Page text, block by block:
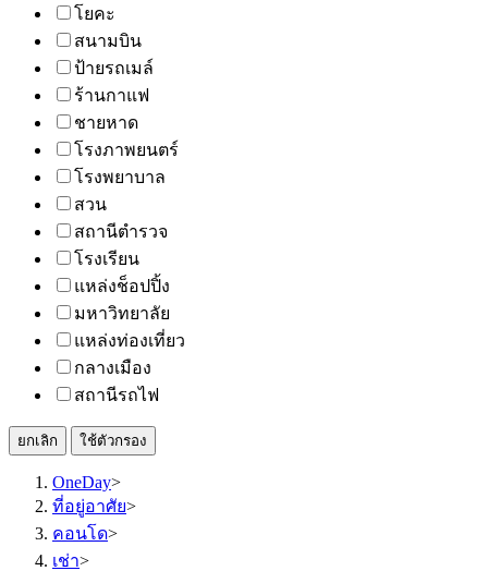
โยคะ
สนามบิน
ป้ายรถเมล์
ร้านกาแฟ
ชายหาด
โรงภาพยนตร์
โรงพยาบาล
สวน
สถานีตำรวจ
โรงเรียน
แหล่งช็อปปิ้ง
มหาวิทยาลัย
แหล่งท่องเที่ยว
กลางเมือง
สถานีรถไฟ
ยกเลิก ใช้ตัวกรอง
OneDay>
ที่อยู่อาศัย>
คอนโด>
เช่า>